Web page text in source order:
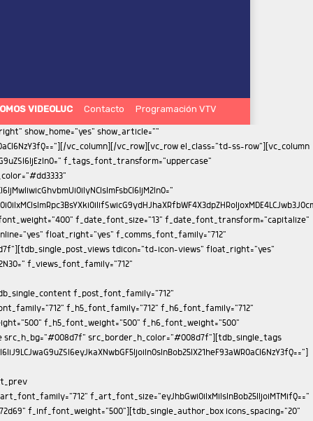
VIDEOLUC Contacto Programación VTV
f_meta_font_size="11" f_meta_font_weight="400" f_descr_font_family="712" f_descr_font_size="13" f_descr_font_weight="400" f_reply_font_family="712" f_reply_font_transform="uppercase" f_frm_title_font_family="712" f_frm_title_font_weight="500" f_frm_title_font_size="eyJhbGwiOiIxNSIsInBvcnRyYWl0IjoiMTMifQ==" f_frm_title_font_transform="uppercase" f_input_font_family="712" f_input_font_size="13" f_btn_font_family="712" f_btn_font_weight="400" f_btn_font_transform="uppercase" f_btn_font_size="13" f_agreement_font_family="712" f_agreement_font_size="13" f_agreement_font_weight="400" f_input_font_weight="400" f_reply_font_weight="400" f_agreement_font_line_height="1.2" auth_h_color="#272d69" reply_h_color="#000000" form_layout="1" tdc_css="eyJhbGwiOnsiZGlzcGxheSI6IiJ9fQ=="][/vc_column][vc_column width="1/3" is_sticky="yes"][td_block_ad_box spot_img_horiz="content-horiz-center" spot_id="sidebar"][vc_empty_space height="33px"][td_flex_block_1 modules_on_row="eyJwaG9uZSI6IjEwMCUifQ==" image_floated="float_left" image_width="30" image_height="100" show_btn="none" show_excerpt="none" modules_category="above" show_date="none" show_review="none" show_com="none" show_author="none" meta_padding="eyJhbGwiOiIwIDAgMCAxNXB4IiwicG9ydHJhaXQiOiIwIDAgMCAxMHB4In0=" art_title="eyJhbGwiOiI4cHggMCAwIDAiLCJwb3J0cmFpdCI6IjVweCAwIDAgMCJ9" f_title_font_family="712" f_title_font_size="eyJhbGwiOiIxNSIsInBvcnRyYWl0IjoiMTEifQ==" f_title_font_weight="400" f_title_font_line_height="1.2" title_txt="#000000" cat_bg="rgba(255,255,255,0)" cat_bg_hover="rgba(255,255,255,0)" f_cat_font_family="712" f_cat_font_transform="uppercase" f_cat_font_weight="400" f_cat_font_size="11" modules_category_padding="0" all_modules_space="eyJhbGwiOiIyNCIsInBvcnRyYWl0IjoiMTUiLCJsYW5kc2NhcGUiOiIyMCJ9" category_id="" ajax_pagination="load_more" sort="" title_txt_hover="#272d69" tdc_css="eyJwaG9uZSI6eyJtYXJnaW4tYm90dG9tIjoiNDAiLCJkaXNwbGF5IjoiIn0sInBob25lX21heF93aWR0aCI6NzY3LCJhbGwiOnsiZGlzcGxheSI6IiJ9LCJwb3J0cmFpdCI6eyJ